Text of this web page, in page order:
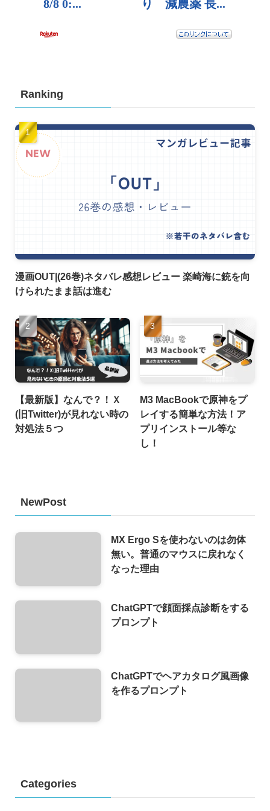
Ranking
漫画OUT|(26巻)ネタバレ感想レビュー 楽崎海に銃を向
けられたまま話は進む
【最新版】なんで？！Ｘ
(旧Twitter)が見れない時の
対処法５つ
M3 MacBookで原神をプ
レイする簡単な方法！ア
プリインストール等な
し！
NewPost
MX Ergo Sを使わないのは勿体
無い。普通のマウスに戻れなく
なった理由
ChatGPTで顔面採点診断をする
プロンプト
ChatGPTでヘアカタログ風画像
を作るプロンプト
Categories